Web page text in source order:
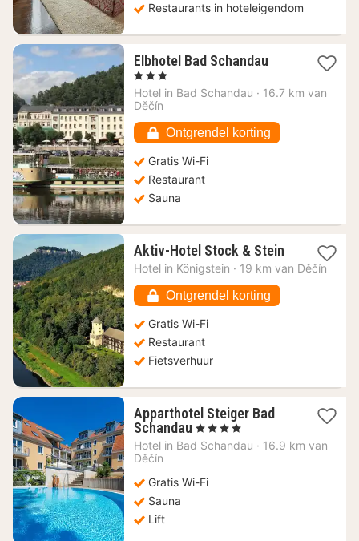
Restaurants in hoteleigendom
Elbhotel Bad Schandau1
vanaf
, 3 Sterren
Hotel in Bad Schandau · 16.7 km van
Děčín
Ontgrendel korting
Gratis Wi-Fi
Restaurant
Sauna
Aktiv-Hotel Stock & Stein1
nacht
Hotel in Königstein · 19 km van Děčín
Ontgrendel korting
Gratis Wi-Fi
Restaurant
Fietsverhuur
Apparthotel Steiger Bad
Schandau 1
nacht
€
, 4 Sterren
Hotel in Bad Schandau · 16.9 km van
Děčín
Gratis Wi-Fi
Sauna
Lift